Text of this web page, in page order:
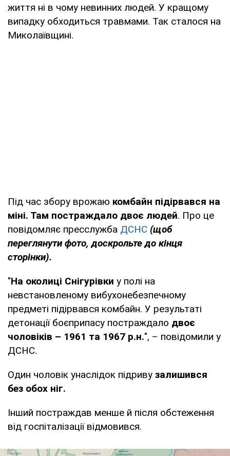
життя ні в чому невинних людей. У кращому
випадку обходиться травмами. Так сталося на
Миколаївщині.
Під час збору врожаю комбайн підірвався на
міні. Там постраждало двоє людей. Про це
повідомляє пресслужба ДСНС (щоб
переглянути фото, доскрольте до кінця
сторінки).
"На околиці Снігурівки у полі на
невстановленому вибухонебезпечному
предметі підірвався комбайн. У результаті
детонації боєприпасу постраждало двоє
чоловіків – 1961 та 1967 р.н.", – повідомили у
ДСНС.
Один чоловік унаслідок підриву залишився
без обох ніг.
Інший постраждав менше й після обстеження
від госпіталізації відмовився.